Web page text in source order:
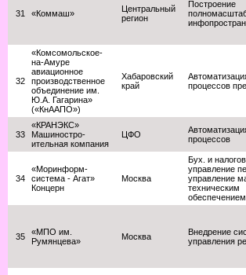
31 «Коммаш»
Центральный
регион
Построение
32
«Комсомольское-
на-Амуре
авиационное
производственное
объединение им.
Ю.А. Гагарина»
(«КнААПО»)
Хабаровский
край
процессов
33
«КРАНЭКС»
Машиностро-
ительная компания
ЦФО
процессов
34
«Моринформ-
система - Агат»
Концерн
Москва
Бух. и
управление
управление
техническим
обеспечением
35
«МПО им.
Румянцева»
Москва
Внедрение
управления